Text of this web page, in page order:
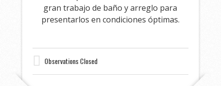
gran trabajo de baño y arreglo para
presentarlos en condiciones óptimas.
Observations Closed